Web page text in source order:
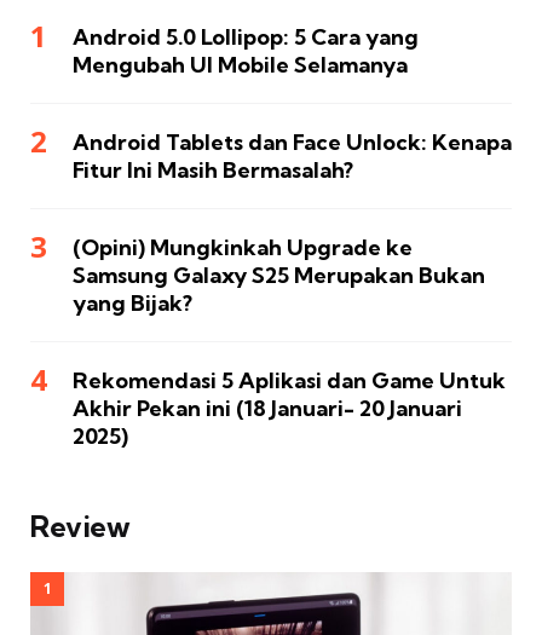
Android 5.0 Lollipop: 5 Cara yang
Mengubah UI Mobile Selamanya
Android Tablets dan Face Unlock: Kenapa
Fitur Ini Masih Bermasalah?
(Opini) Mungkinkah Upgrade ke
Samsung Galaxy S25 Merupakan Bukan
yang Bijak?
Rekomendasi 5 Aplikasi dan Game Untuk
Akhir Pekan ini (18 Januari- 20 Januari
2025)
Review